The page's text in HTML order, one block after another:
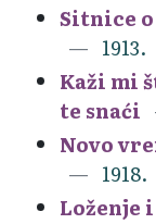
Sitnice
1913.
Kaži mi
te snaći
Novo
1918.
Loženje